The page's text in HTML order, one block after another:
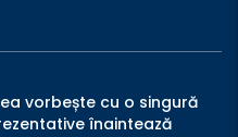
vorbește cu o singură
înaintează